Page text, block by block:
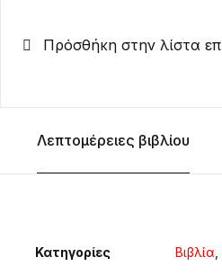
Πρόσθήκη στην λίστα
Λεπτομέρειες βιβλίου
Κατηγορίες Βιβλία